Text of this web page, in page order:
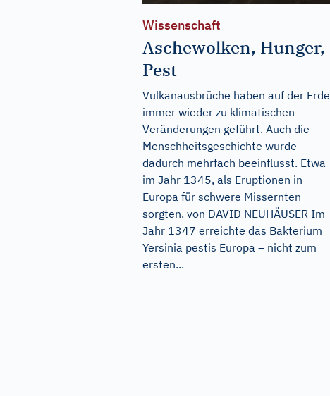
Wissenschaft
Aschewolken, Hunger,
Pest
Vulkanausbrüche haben auf der Erde
immer wieder zu klimatischen
Veränderungen geführt. Auch die
Menschheitsgeschichte wurde
dadurch mehrfach beeinflusst. Etwa
im Jahr 1345, als Eruptionen in
Europa für schwere Missernten
sorgten. von DAVID NEUHÄUSER Im
Jahr 1347 erreichte das Bakterium
Yersinia pestis Europa – nicht zum
ersten...